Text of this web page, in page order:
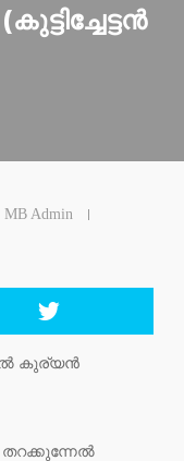
MB Admin
കുര്യൻ
തറക്കുന്നേൽ